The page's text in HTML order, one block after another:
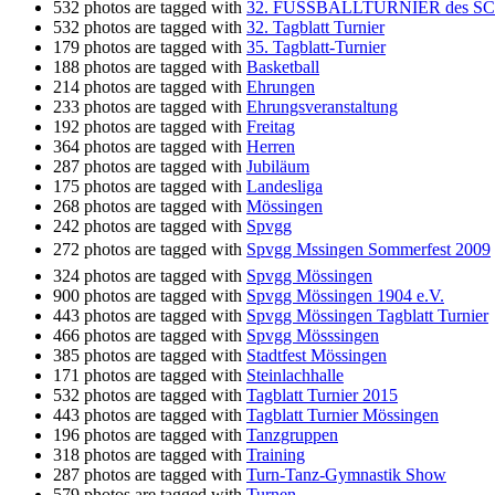
532 photos are tagged with 32. FUSSBALLTURNIER des
532 photos are tagged with 32. Tagblatt Turnier
179 photos are tagged with 35. Tagblatt-Turnier
188 photos are tagged with Basketball
214 photos are tagged with Ehrungen
233 photos are tagged with Ehrungsveranstaltung
192 photos are tagged with Freitag
364 photos are tagged with Herren
287 photos are tagged with Jubiläum
175 photos are tagged with Landesliga
268 photos are tagged with Mössingen
242 photos are tagged with Spvgg
272 photos are tagged with Spvgg Mssingen Sommerfest 2009
324 photos are tagged with Spvgg Mössingen
900 photos are tagged with Spvgg Mössingen 1904 e.V.
443 photos are tagged with Spvgg Mössingen Tagblatt Turnier
466 photos are tagged with Spvgg Mösssingen
385 photos are tagged with Stadtfest Mössingen
171 photos are tagged with Steinlachhalle
532 photos are tagged with Tagblatt Turnier 2015
443 photos are tagged with Tagblatt Turnier Mössingen
196 photos are tagged with Tanzgruppen
318 photos are tagged with Training
287 photos are tagged with Turn-Tanz-Gymnastik Show